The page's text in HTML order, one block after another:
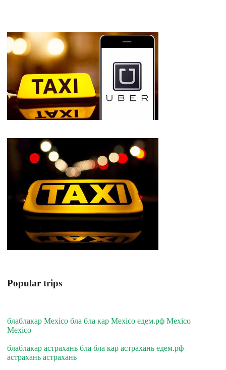
Popular trips
блаблакар Mexico бла бла кар Mexico едем.рф Mexico
Mexico
блаблакар астрахань бла бла кар астрахань едем.рф
астрахань астрахань